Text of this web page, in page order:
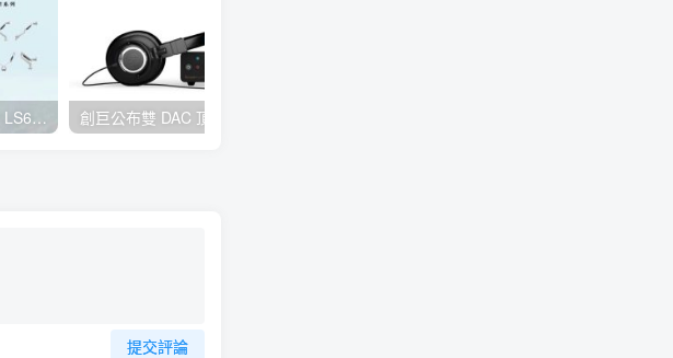
瑞米 Raymii VADER 系列 LS61-M1、LS61-M2 開箱，滿足電競玩家的專業螢幕支架
提交評論